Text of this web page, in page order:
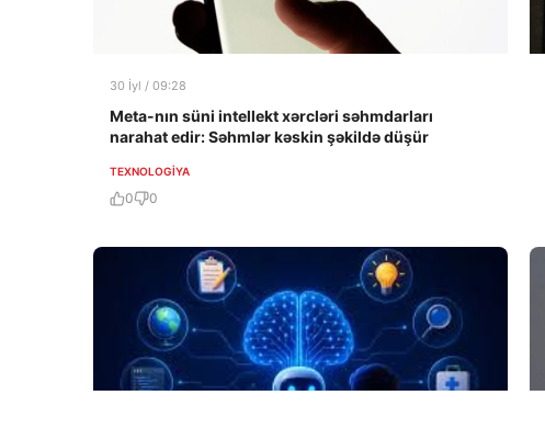
30 İyl / 09:28
Meta-nın süni intellekt xərcləri səhmdarları
narahat edir: Səhmlər kəskin şəkildə düşür
TEXNOLOGIYA
0 0